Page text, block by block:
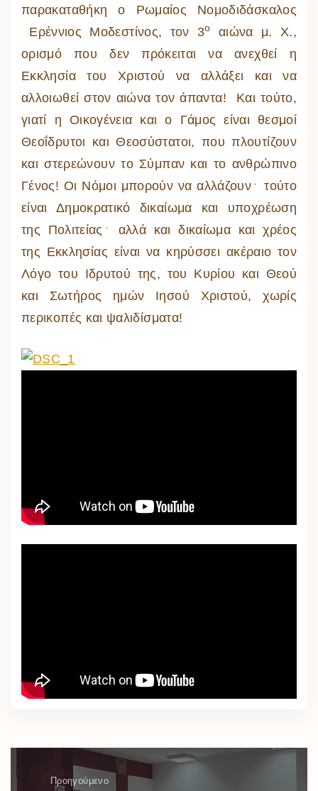
παρακαταθήκη ο Ρωμαίος Νομοδιδάσκαλος
Ερέννιος Μοδεστίνος, τον 3ο
αιώνα μ. Χ.,
ορισμό που δεν πρόκειται να ανεχθεί η
Εκκλησία του Χριστού να αλλάξει και να
αλλοιωθεί στον αιώνα τον άπαντα! Και τούτο,
γιατί η Οικογένεια και ο Γάμος είναι θεσμοί
Θεοΐδρυτοι και Θεοσύστατοι, που πλουτίζουν
και στερεώνουν το Σύμπαν και το ανθρώπινο
Γένος! Οι Νόμοι μπορούν να αλλάζουν﮲ τούτο
είναι Δημοκρατικό δικαίωμα και υποχρέωση
της Πολιτείας﮲ αλλά και δικαίωμα και χρέος
της Εκκλησίας είναι να κηρύσσει ακέραιο τον
Λόγο του Ιδρυτού της, του Κυρίου και Θεού
και Σωτήρος ημών Ιησού Χριστού, χωρίς
περικοπές και ψαλιδίσματα!
Προηγούμενο